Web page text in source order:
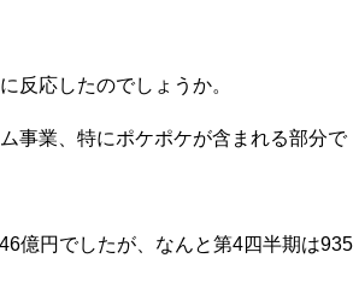
反応したのでしょうか。
事業、特にポケポケが含まれる部分で
億円でしたが、なんと第4四半期は935